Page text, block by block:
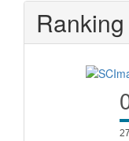
Ranking